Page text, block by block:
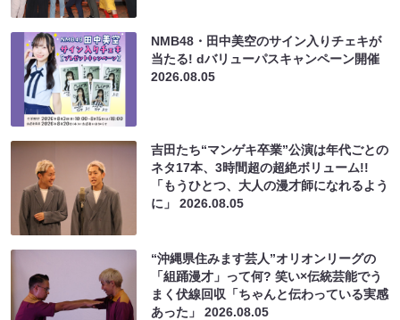
NMB48・田中美空のサイン入りチェキが
当たる! dバリューパスキャンペーン開催
2026.08.05
吉田たち“マンゲキ卒業”公演は年代ごとの
ネタ17本、3時間超の超絶ボリューム!!
「もうひとつ、大人の漫才師になれるよう
に」2026.08.05
“沖縄県住みます芸人”オリオンリーグの
「組踊漫才」って何? 笑い×伝統芸能でう
まく伏線回収「ちゃんと伝わっている実感
あった」2026.08.05